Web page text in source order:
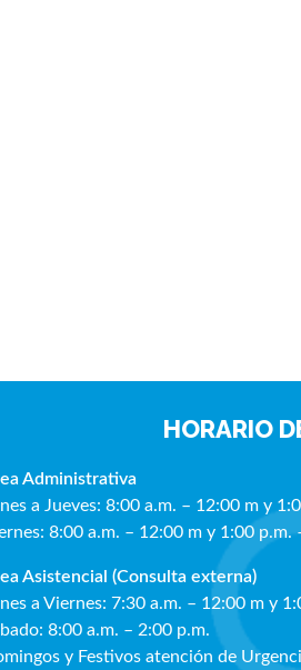
HORARIO
Administrativa
a Jueves: 8:00 a.m. – 12:00 m y
8:00 a.m. – 12:00 m y 1:00 p.m.
Asistencial (Consulta externa)
a Viernes: 7:30 a.m. – 12:00 m y
8:00 a.m. – 2:00 p.m.
y Festivos atención de